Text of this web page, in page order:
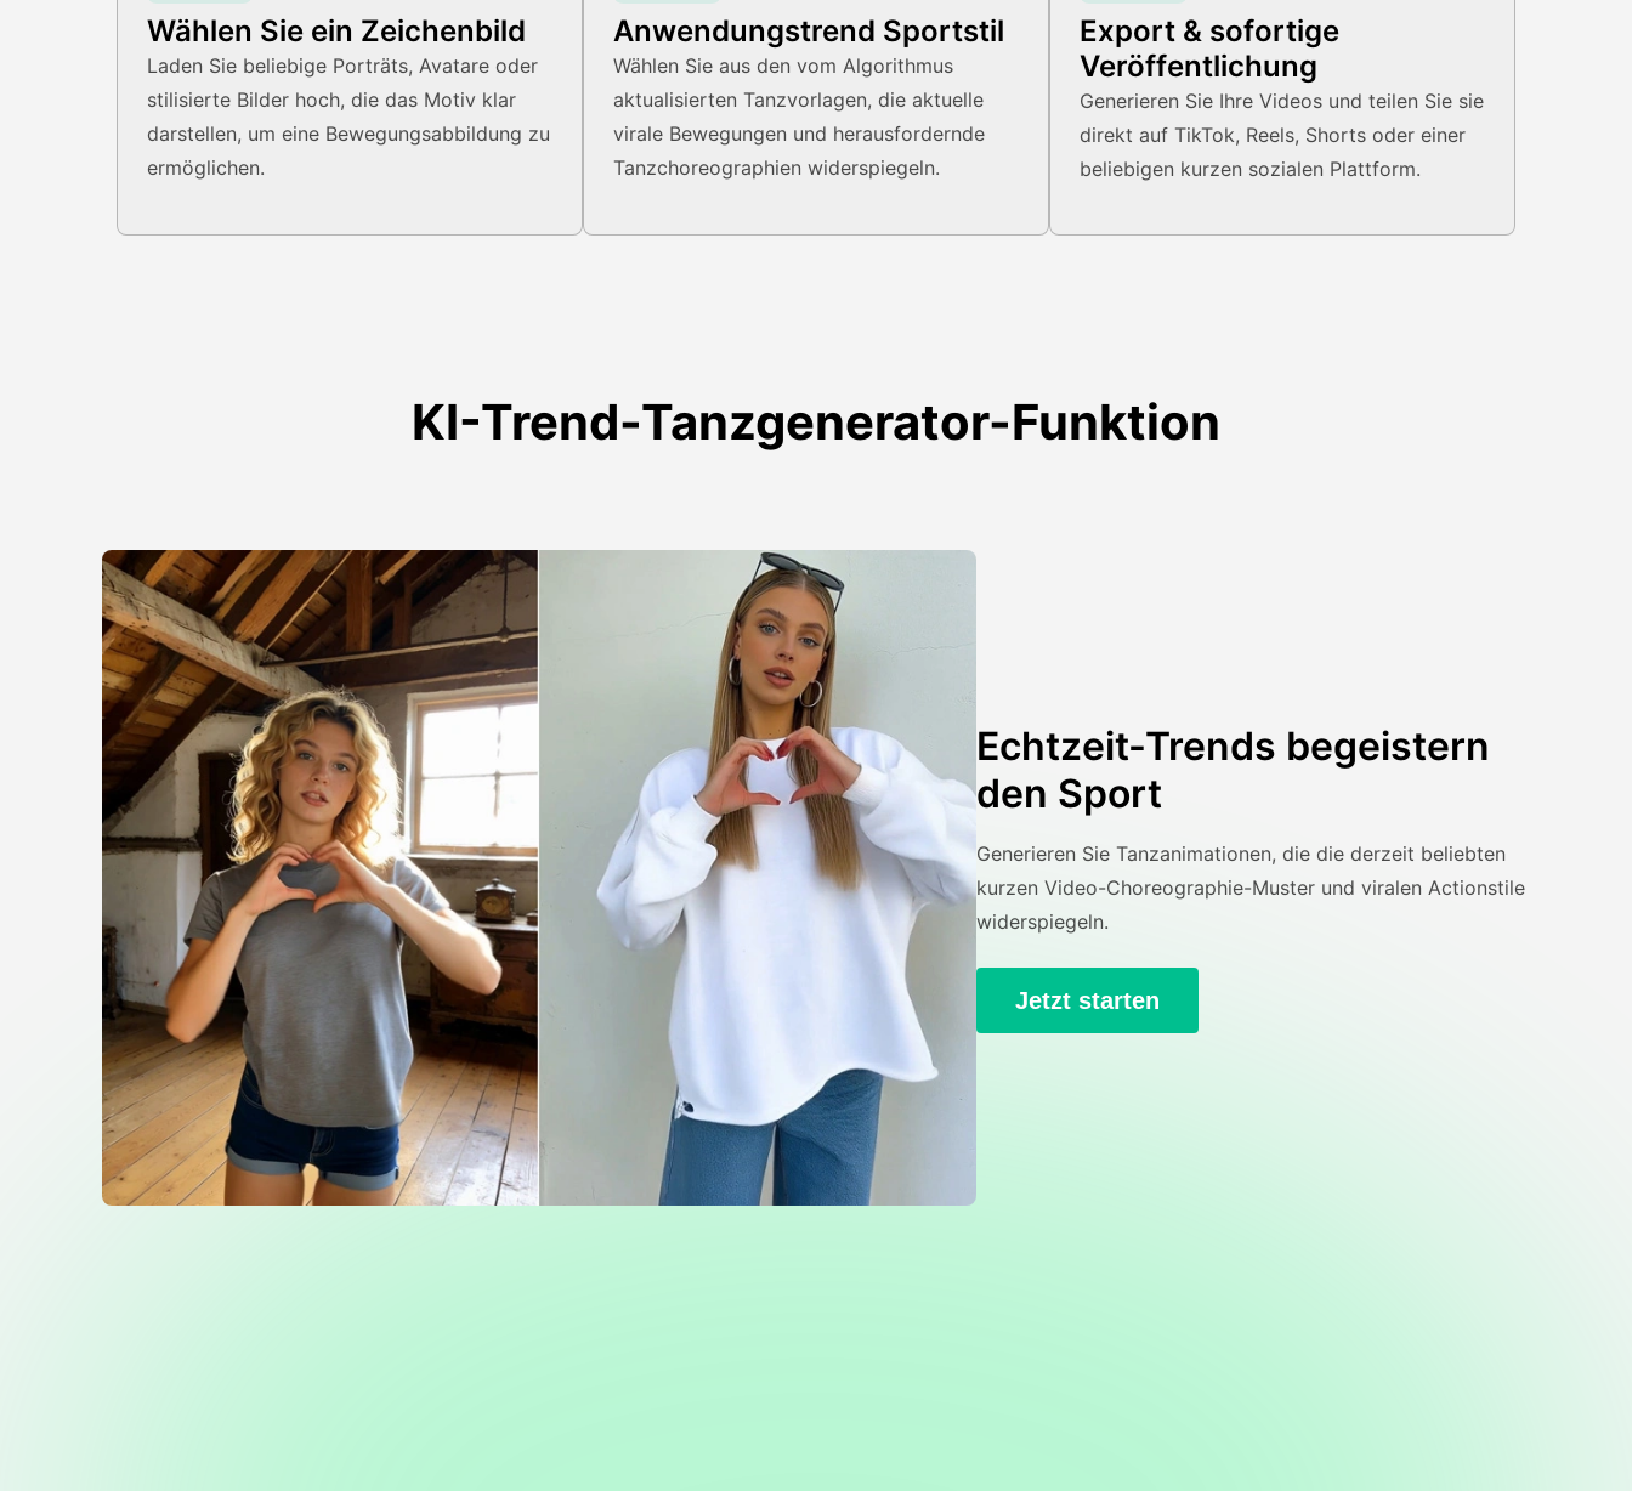
Wählen Sie ein Zeichenbild
Laden Sie beliebige Porträts, Avatare oder
stilisierte Bilder hoch, die das Motiv klar
darstellen, um eine Bewegungsabbildung zu
ermöglichen.
Anwendungstrend Sportstil
Wählen Sie aus den vom Algorithmus
aktualisierten Tanzvorlagen, die aktuelle
virale Bewegungen und herausfordernde
Tanzchoreographien widerspiegeln.
Export & sofortige
Veröffentlichung
Generieren Sie Ihre Videos und teilen Sie sie
direkt auf TikTok, Reels, Shorts oder einer
beliebigen kurzen sozialen Plattform.
KI-Trend-Tanzgenerator-Funktion
Echtzeit-Trends begeistern
den Sport
Generieren Sie Tanzanimationen, die die derzeit beliebten
kurzen Video-Choreographie-Muster und viralen Actionstile
widerspiegeln.
Jetzt starten